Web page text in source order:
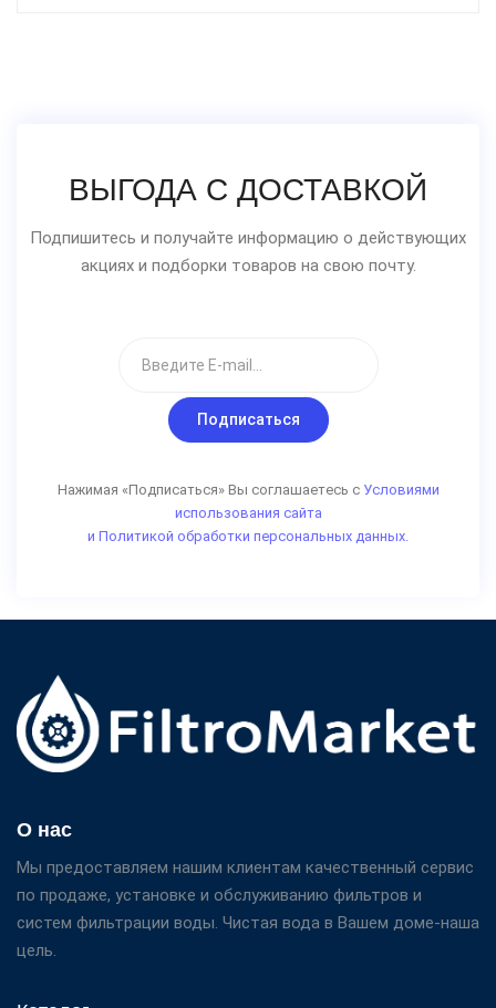
ВЫГОДА С ДОСТАВКОЙ
Подпишитесь и получайте информацию о действующих
акциях и подборки товаров на свою почту.
Подписаться
Нажимая «Подписаться» Вы соглашаетесь с Условиями
использования сайта
и Политикой обработки персональных данных.
О нас
Мы предоставляем нашим клиентам качественный сервис
по продаже, установке и обслуживанию фильтров и
систем фильтрации воды. Чистая вода в Вашем доме-наша
цель.